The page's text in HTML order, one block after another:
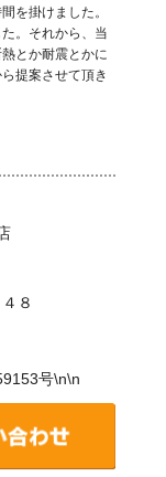
を掛けました。
。それから、当
とか耐震とかに
提案させて頂き
８
号\n\n